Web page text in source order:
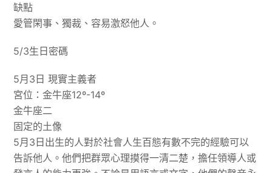
缺點
愛管閑事、獨裁、容易激怒他人。
5/3生日密碼
5月3日 現實主義者
宮位：金牛座12º-14º
金牛座二
固定的土像
5月3日出生的人對於社會人生百態有數不完的經驗可以
告訴他人。他們把群眾心理摸得一清二楚，擔任領導人或